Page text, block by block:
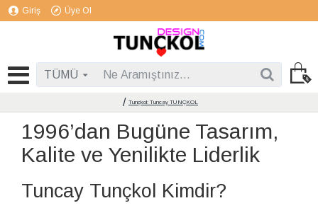
Giriş Üye Ol
TÜMÜ
Tunçkol: Tuncay TUNÇKOL
1996’dan Bugüne Tasarım,
Kalite ve Yenilikte Liderlik
Tuncay Tunçkol Kimdir?